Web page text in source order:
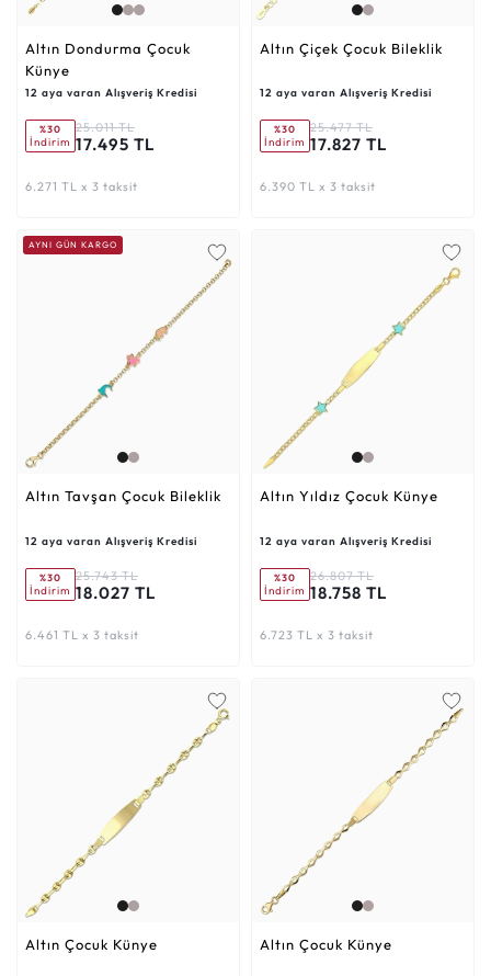
Altın Dondurma Çocuk
Künye
12 aya varan Alışveriş Kredisi
%30
İndirim
25.011 TL
17.495 TL
6.271 TL x 3 taksit
Altın Çiçek Çocuk Bileklik
12 aya varan Alışveriş Kredisi
%30
İndirim
25.477 TL
17.827 TL
6.390 TL x 3 taksit
AYNI GÜN KARGO
Altın Tavşan Çocuk Bileklik
12 aya varan Alışveriş Kredisi
%30
İndirim
25.743 TL
18.027 TL
6.461 TL x 3 taksit
Altın Yıldız Çocuk Künye
12 aya varan Alışveriş Kredisi
%30
İndirim
26.807 TL
18.758 TL
6.723 TL x 3 taksit
Altın Çocuk Künye Altın Çocuk Künye